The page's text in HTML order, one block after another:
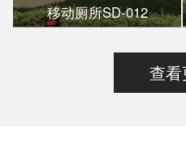
移动厕所SD-012
查看